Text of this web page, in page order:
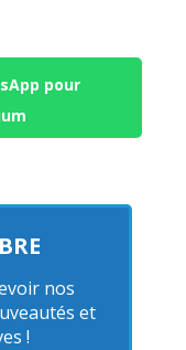
pour
nos
et
!